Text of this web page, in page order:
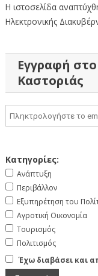
Η ιστοσελίδα
Ηλεκτρονικής
Εγγραφή
Καστοριάς
Κατηγορίες:
Ανάπτυξη
Περιβάλλον
Εξυπηρέτηση του
Αγροτική Οικονομία
Τουρισμός
Πολιτισμός
Έχω διαβάσει και